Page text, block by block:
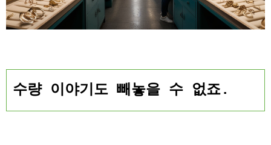
수량 이야기도 빼놓을 수 없죠.